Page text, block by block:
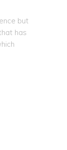
but
has